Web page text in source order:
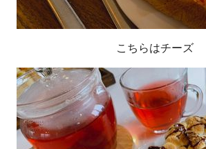
こちらはチーズ